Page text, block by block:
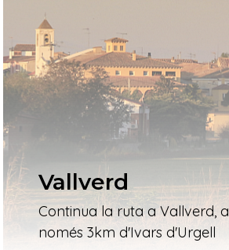
Vallverd
Continua la ruta a Vallverd, a
només 3km d'Ivars d'Urgell